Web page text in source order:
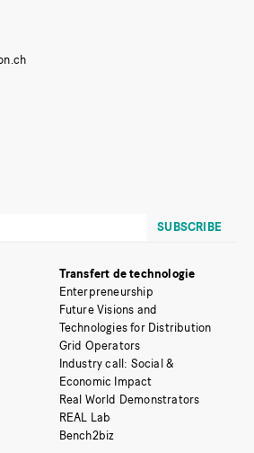
Transfert de technologie
Enterpreneurship
Future Visions and
Technologies for Distribution
Grid Operators
Industry call: Social &
Economic Impact
Real World Demonstrators
REAL Lab
Bench2biz